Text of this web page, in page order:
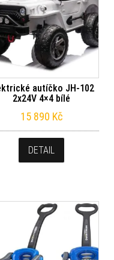
autíčko JH-102
2x24V 4×4 bílé
15 890 Kč
DETAIL